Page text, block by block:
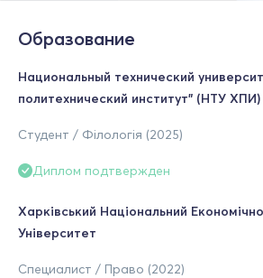
Образование
Национальный технический
политехнический институт" (НТУ ХПИ)
Студент / Філологія (2025)
Диплом подтвержден
Харківський Національний
Університет
Специалист / Право (2022)